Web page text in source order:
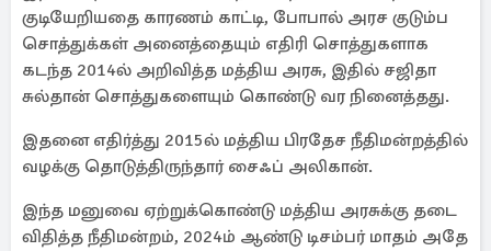
குடியேறியதை காரணம் காட்டி, போபால் அரச குடும்ப
சொத்துக்கள் அனைத்தையும் எதிரி சொத்துகளாக
கடந்த 2014ல் அறிவித்த மத்திய அரசு, இதில் சஜிதா
சுல்தான் சொத்துகளையும் கொண்டு வர நினைத்தது.
இதனை எதிர்த்து 2015ல் மத்திய பிரதேச நீதிமன்றத்தில்
வழக்கு தொடுத்திருந்தார் சைஃப் அலிகான்.
இந்த மனுவை ஏற்றுக்கொண்டு மத்திய அரசுக்கு தடை
விதித்த நீதிமன்றம், 2024ம் ஆண்டு டிசம்பர் மாதம் அதே